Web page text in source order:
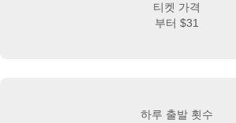
티켓 가격
부터 $31
하루 출발 횟수